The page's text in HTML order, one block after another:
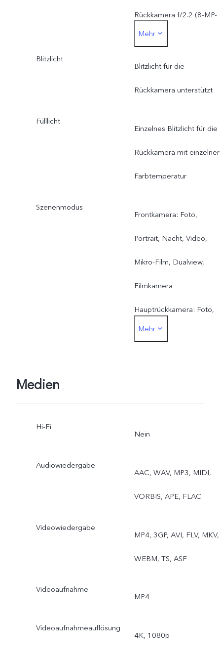
Weitwinkelkamera (120°):
unterstützt FF, f/2.2,
Rückkamera f/2.2 (8-MP-
Weitwinkelkamera)
Mehr
Blitzlicht
Blitzlicht für die
Rückkamera unterstützt
Fülllicht
Einzelnes Blitzlicht für die
Rückkamera mit einzelner
Farbtemperatur
Szenenmodus
Frontkamera: Foto,
Portrait, Nacht, Video,
Mikro-Film, Dualview,
Filmkamera
Hauptrückkamera: Foto,
Portrait, Nacht, Video,
Unterwasserfotografie,
Dualview, Filmkamera
Unterwasserfotografie
Mehr
Medien
Hi-Fi
Nein
Audiowiedergabe
AAC, WAV, MP3, MIDI,
VORBIS, APE, FLAC
Videowiedergabe
MP4, 3GP, AVI, FLV, MKV,
WEBM, TS, ASF
Videoaufnahme
MP4
Videoaufnahmeauflösung
4K, 1080p